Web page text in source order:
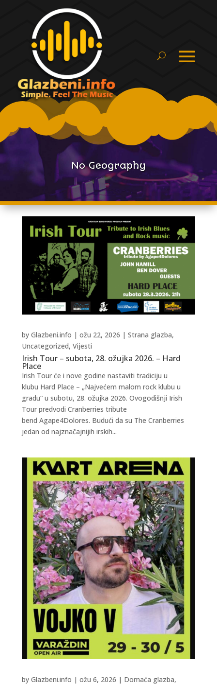
No Geography
Irish Tour – subota, 28. ožujka 2026. – Hard
Place
by Glazbeni.info | ožu 22, 2026 | Strana glazba,
Uncategorized, Vijesti
Irish Tour će i nove godine nastaviti tradiciju u
klubu Hard Place – „Najvećem malom rock klubu u
gradu“ u subotu, 28. ožujka 2026. Ovogodišnji Irish
Tour predvodi Cranberries tribute
bend Agape4Dolores. Budući da su The Cranberries
jedan od najznačajnijih irskih...
by Glazbeni.info | ožu 6, 2026 | Domaća glazba,